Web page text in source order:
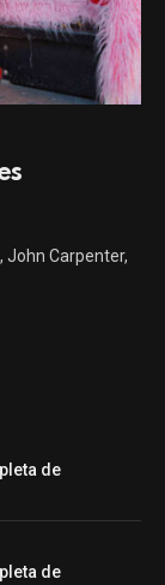
John Carpenter,
de
de